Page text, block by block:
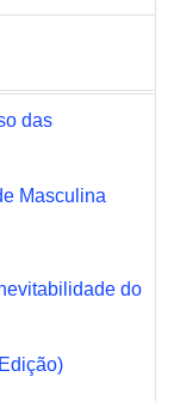
das
Masculina
do